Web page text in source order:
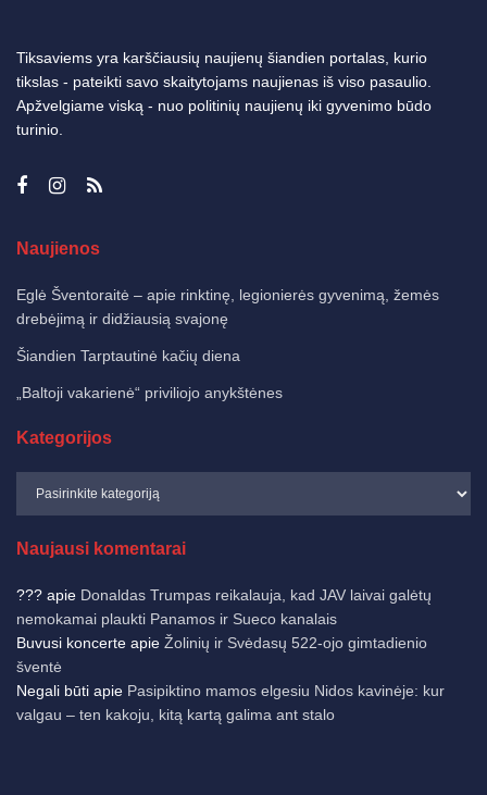
Tiksaviems yra karščiausių naujienų šiandien portalas, kurio
tikslas - pateikti savo skaitytojams naujienas iš viso pasaulio.
Apžvelgiame viską - nuo politinių naujienų iki gyvenimo būdo
turinio.
Naujienos
Eglė Šventoraitė – apie rinktinę, legionierės gyvenimą, žemės
drebėjimą ir didžiausią svajonę
Šiandien Tarptautinė kačių diena
„Baltoji vakarienė“ priviliojo anykštėnes
Kategorijos
Naujausi komentarai
??? apie Donaldas Trumpas reikalauja, kad JAV laivai galėtų
nemokamai plaukti Panamos ir Sueco kanalais
Buvusi koncerte apie Žolinių ir Svėdasų 522-ojo gimtadienio
šventė
Negali būti apie Pasipiktino mamos elgesiu Nidos kavinėje: kur
valgau – ten kakoju, kitą kartą galima ant stalo